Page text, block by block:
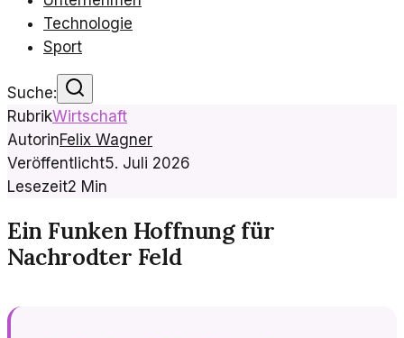
Technologie
Sport
Suche:
RubrikWirtschaft
AutorinFelix Wagner
Veröffentlicht5. Juli 2026
Lesezeit2 Min
Ein Funken Hoffnung für
Nachrodter Feld